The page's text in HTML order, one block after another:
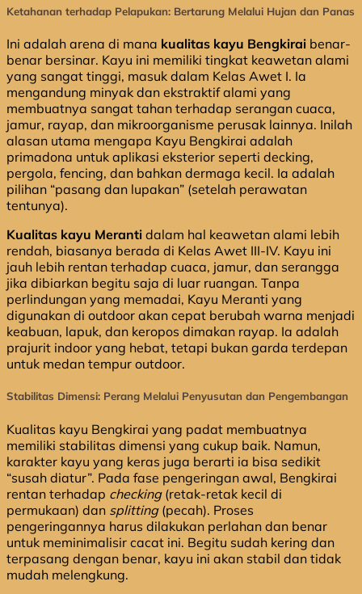
Ketahanan terhadap Pelapukan: Bertarung Melalui Hujan dan Panas
Ini adalah arena di mana kualitas kayu Bengkirai benar-
benar bersinar. Kayu ini memiliki tingkat keawetan alami
yang sangat tinggi, masuk dalam Kelas Awet I. Ia
mengandung minyak dan ekstraktif alami yang
membuatnya sangat tahan terhadap serangan cuaca,
jamur, rayap, dan mikroorganisme perusak lainnya. Inilah
alasan utama mengapa Kayu Bengkirai adalah
primadona untuk aplikasi eksterior seperti decking,
pergola, fencing, dan bahkan dermaga kecil. Ia adalah
pilihan “pasang dan lupakan” (setelah perawatan
tentunya).
Kualitas kayu Meranti dalam hal keawetan alami lebih
rendah, biasanya berada di Kelas Awet III-IV. Kayu ini
jauh lebih rentan terhadap cuaca, jamur, dan serangga
jika dibiarkan begitu saja di luar ruangan. Tanpa
perlindungan yang memadai, Kayu Meranti yang
digunakan di outdoor akan cepat berubah warna menjadi
keabuan, lapuk, dan keropos dimakan rayap. Ia adalah
prajurit indoor yang hebat, tetapi bukan garda terdepan
untuk medan tempur outdoor.
Stabilitas Dimensi: Perang Melalui Penyusutan dan Pengembangan
Kualitas kayu Bengkirai yang padat membuatnya
memiliki stabilitas dimensi yang cukup baik. Namun,
karakter kayu yang keras juga berarti ia bisa sedikit
“susah diatur”. Pada fase pengeringan awal, Bengkirai
rentan terhadap checking(retak-retak kecil di
permukaan) dan splitting(pecah). Proses
pengeringannya harus dilakukan perlahan dan benar
untuk meminimalisir cacat ini. Begitu sudah kering dan
terpasang dengan benar, kayu ini akan stabil dan tidak
mudah melengkung.